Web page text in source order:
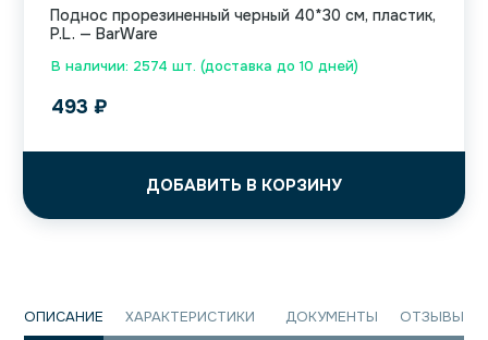
В наличии: 2574 шт. (доставка до 10 дней)
Поднос прорезиненный черный 40*30 см, пластик,
P.L. — BarWare
493 ₽
ДОБАВИТЬ В КОРЗИНУ
ОПИСАНИЕ ХАРАКТЕРИСТИКИ ДОКУМЕНТЫ ОТЗЫВЫ